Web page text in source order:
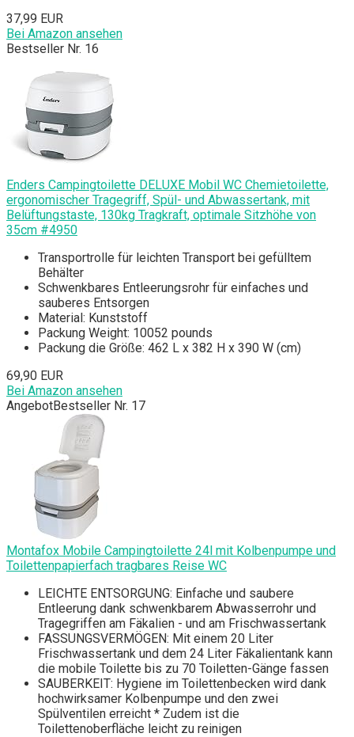
37,99 EUR
Bei Amazon ansehen
Bestseller Nr. 16
Enders Campingtoilette DELUXE Mobil WC Chemietoilette,
ergonomischer Tragegriff, Spül- und Abwassertank, mit
Belüftungstaste, 130kg Tragkraft, optimale Sitzhöhe von
35cm #4950
Transportrolle für leichten Transport bei gefülltem
Behälter
Schwenkbares Entleerungsrohr für einfaches und
sauberes Entsorgen
Material: Kunststoff
Packung Weight: 10052 pounds
Packung die Größe: 462 L x 382 H x 390 W (cm)
69,90 EUR
Bei Amazon ansehen
AngebotBestseller Nr. 17
Montafox Mobile Campingtoilette 24l mit Kolbenpumpe und
Toilettenpapierfach tragbares Reise WC
LEICHTE ENTSORGUNG: Einfache und saubere
Entleerung dank schwenkbarem Abwasserrohr und
Tragegriffen am Fäkalien - und am Frischwassertank
FASSUNGSVERMÖGEN: Mit einem 20 Liter
Frischwassertank und dem 24 Liter Fäkalientank kann
die mobile Toilette bis zu 70 Toiletten-Gänge fassen
SAUBERKEIT: Hygiene im Toilettenbecken wird dank
hochwirksamer Kolbenpumpe und den zwei
Spülventilen erreicht * Zudem ist die
Toilettenoberfläche leicht zu reinigen